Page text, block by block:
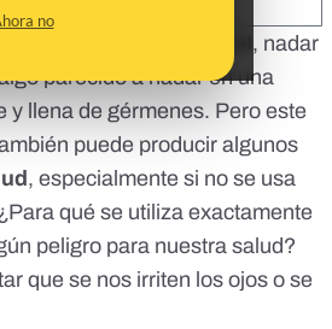
no
. Sin él, nadar
parecidoa nadar en una
y llena de gérmenes. Pero este
puede producir algunos
, especialmente si no se usa
qué se utiliza exactamente
peligro para nuestra salud?
que se nos irriten los ojos o se